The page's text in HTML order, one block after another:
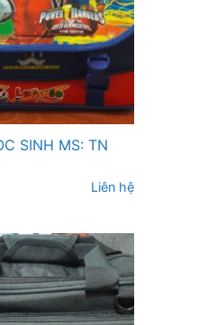
SINH MS: TN
Liên hệ